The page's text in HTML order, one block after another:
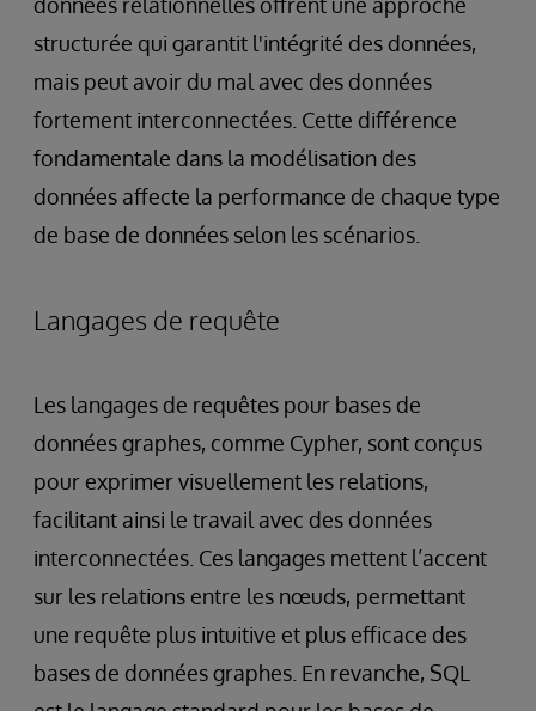
structurée qui garantit l'intégrité des données,
mais peut avoir du mal avec des données
fortement interconnectées. Cette différence
fondamentale dans la modélisation des
données affecte la performance de chaque type
de base de données selon les scénarios.
Langages de requête
Les langages de requêtes pour bases de
données graphes, comme Cypher, sont conçus
pour exprimer visuellement les relations,
facilitant ainsi le travail avec des données
interconnectées. Ces langages mettent l’accent
sur les relations entre les nœuds, permettant
une requête plus intuitive et plus efficace des
bases de données graphes. En revanche, SQL